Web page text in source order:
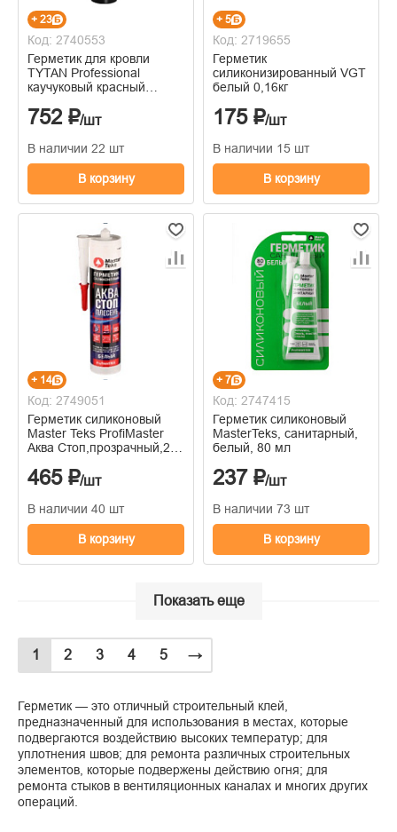
+ 23
Код: 2740553
Герметик для кровли
TYTAN Professional
каучуковый красный
752 ₽/шт
В наличии 22 шт
В корзину
+ 5
Код: 2719655
Герметик
силиконизированный VGT
белый 0,16кг
175 ₽/шт
В наличии 15 шт
В корзину
+ 14
Код: 2749051
Герметик силиконовый
Master Teks ProfiMaster
Аква Стоп,прозрачный,280
465 ₽/шт
В наличии 40 шт
В корзину
+ 7
Код: 2747415
Герметик силиконовый
MasterTeks, санитарный,
белый, 80 мл
237 ₽/шт
В наличии 73 шт
В корзину
Показать еще
1 2 3 4 5 →
Герметик — это отличный строительный клей,
предназначенный для использования в местах, которые
подвергаются воздействию высоких температур; для
уплотнения швов; для ремонта различных строительных
элементов, которые подвержены действию огня; для
ремонта стыков в вентиляционных каналах и многих других
операций.